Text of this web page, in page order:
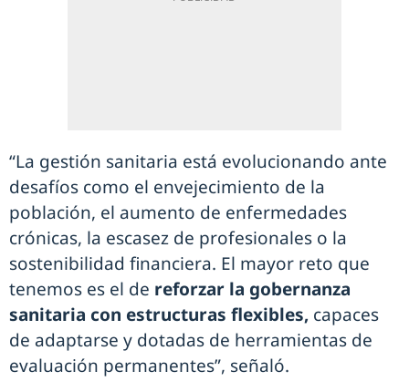
“La gestión sanitaria está evolucionando ante
desafíos como el envejecimiento de la
población, el aumento de enfermedades
crónicas, la escasez de profesionales o la
sostenibilidad financiera. El mayor reto que
tenemos es el de reforzar la gobernanza
sanitaria con estructuras flexibles, capaces
de adaptarse y dotadas de herramientas de
evaluación permanentes”, señaló.